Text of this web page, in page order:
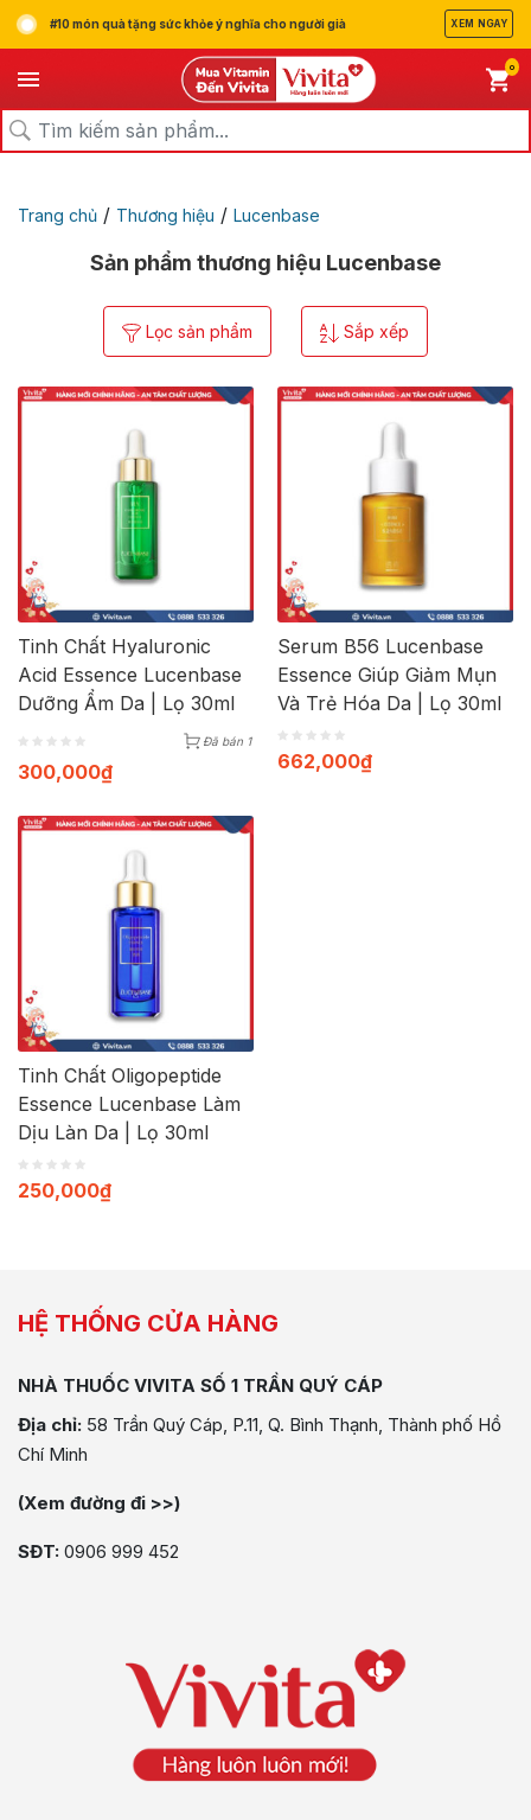
#10 món quà tặng sức khỏe ý nghĩa cho người già XEM NGAY
0
Trang chủ / Thương hiệu / Lucenbase
Sản phẩm thương hiệu Lucenbase
Lọc sản phẩm Sắp xếp
Tinh Chất Hyaluronic
Acid Essence Lucenbase
Dưỡng Ẩm Da | Lọ 30ml
Đã bán 1
300,000₫
Serum B56 Lucenbase
Essence Giúp Giảm Mụn
Và Trẻ Hóa Da | Lọ 30ml
662,000₫
Tinh Chất Oligopeptide
Essence Lucenbase Làm
Dịu Làn Da | Lọ 30ml
250,000₫
HỆ THỐNG CỬA HÀNG
NHÀ THUỐC VIVITA SỐ 1 TRẦN QUÝ CÁP
Địa chỉ: 58 Trần Quý Cáp, P.11, Q. Bình Thạnh, Thành phố Hồ
Chí Minh
(Xem đường đi >>)
SĐT: 0906 999 452